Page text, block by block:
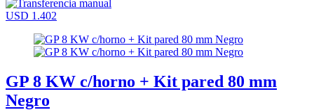
USD 1.402
GP 8 KW c/horno + Kit pared 80 mm
Negro